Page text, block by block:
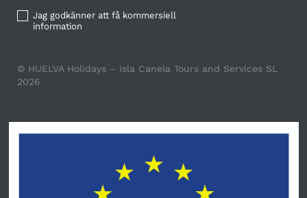
Jag godkänner att få kommersiell
information
© HUELVA Holidays – Isla Canela Tours and Services SL
2026